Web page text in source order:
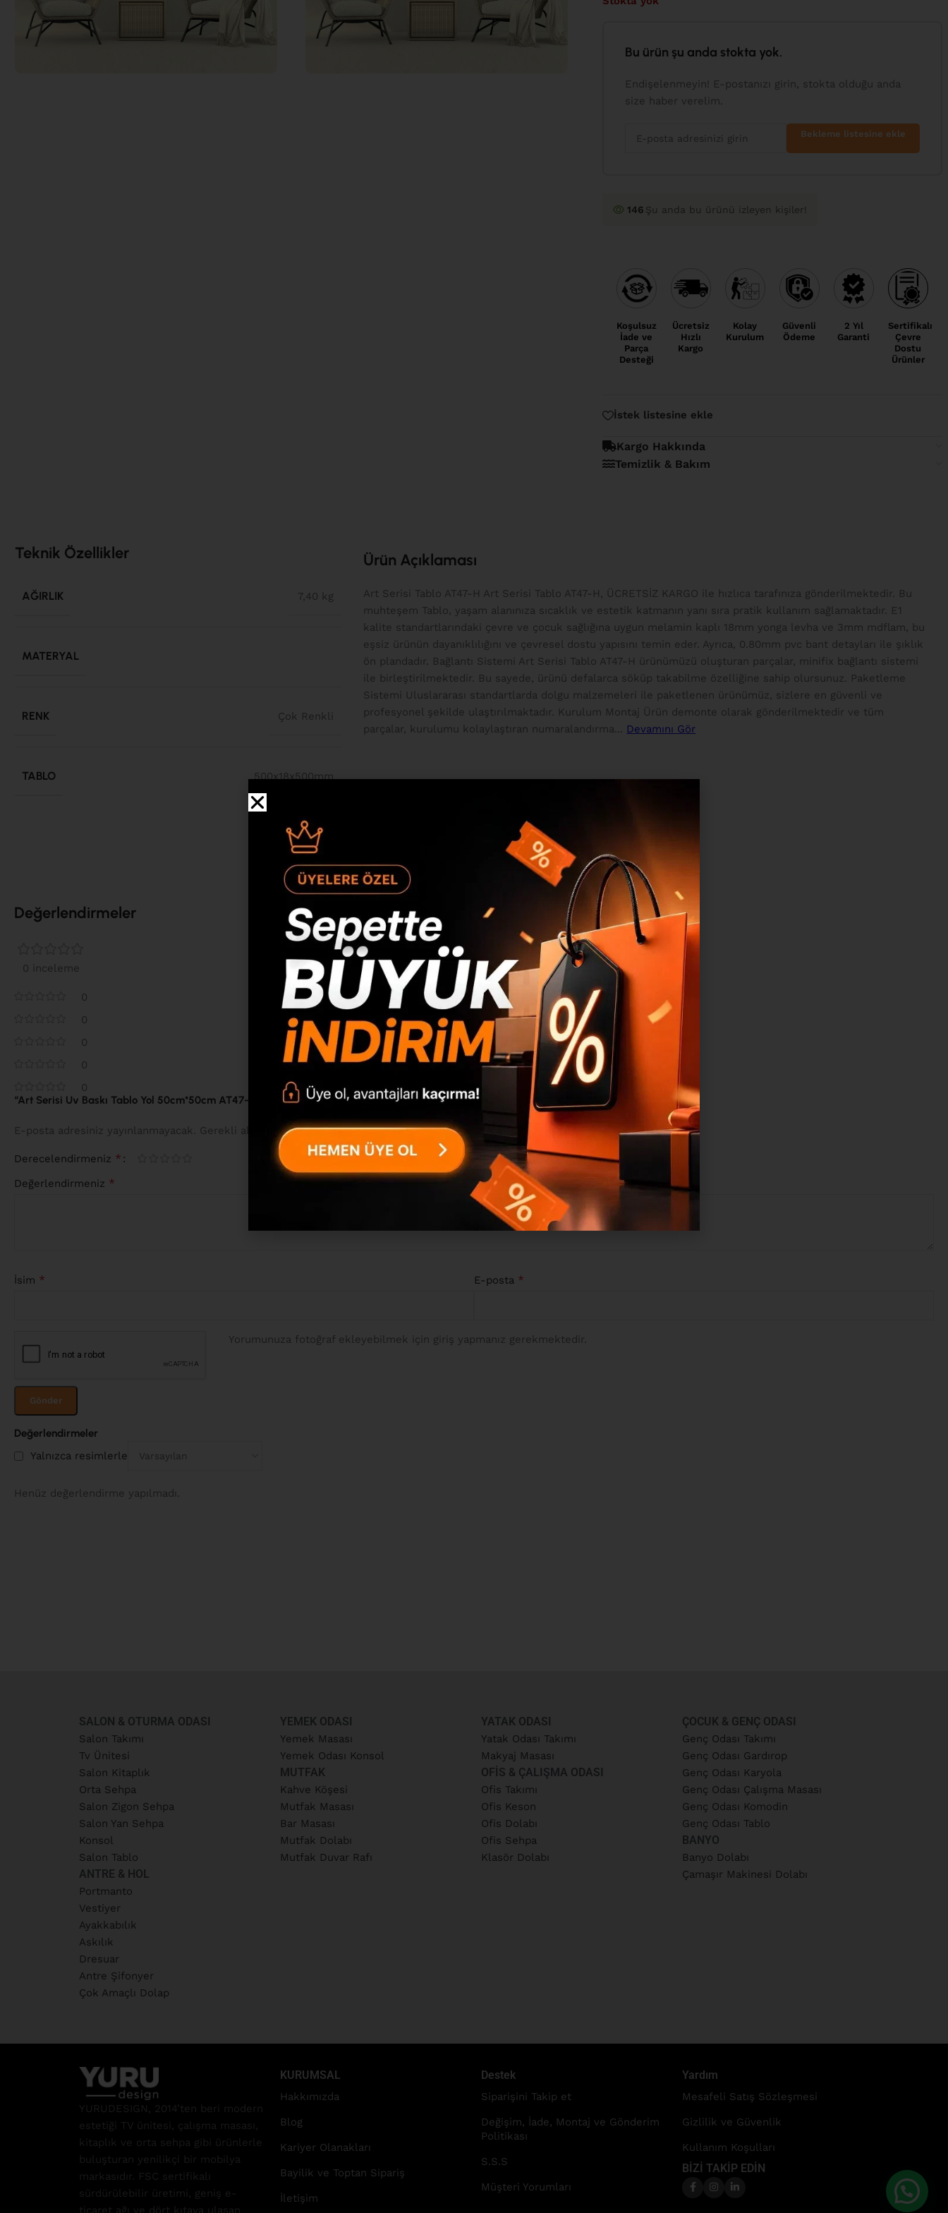
Bu ürün şu anda stokta yok.
Endişelenmeyin! E-postanızı girin, stokta olduğu anda
size haber verelim.
Bekleme listesine ekle
147 Şu anda bu ürünü izleyen kişiler!
Koşulsuz
İade ve
Parça
Desteği
Ücretsiz
Hızlı
Kargo
Kolay
Kurulum
Güvenli
Ödeme
2 Yıl
Garanti
Sertifikalı
Çevre
Dostu
Ürünler
İstek listesine ekle
Kargo Hakkında
Temizlik & Bakım
Teknik Özellikler
AĞIRLIK 7,40 kg
MATERYAL
RENK Çok Renkli
TABLO 500x18x500mm
Ürün Açıklaması
Art Serisi Tablo AT47-H Art Serisi Tablo AT47-H, ÜCRETSİZ KARGO ile hızlıca tarafınıza gönderilmektedir. Bu
muhteşem Tablo, yaşam alanınıza sıcaklık ve estetik katmanın yanı sıra pratik kullanım sağlamaktadır. E1
kalite standartlarındaki çevre ve çocuk sağlığına uygun melamin kaplı 18mm yonga levha ve 3mm mdflam, bu
eşsiz ürünün dayanıklılığını ve çevresel dostu yapısını temin eder. Ayrıca, 0.80mm pvc bant detayları ile şıklık
ön plandadır. Bağlantı Sistemi Art Serisi Tablo AT47-H ürünümüzü oluşturan parçalar, minifix bağlantı sistemi
ile birleştirilmektedir. Bu sayede, ürünü defalarca söküp takabilme özelliğine sahip olursunuz. Paketleme
Sistemi Uluslararası standartlarda dolgu malzemeleri ile paketlenen ürünümüz, sizlere en güvenli ve
profesyonel şekilde ulaştırılmaktadır. Kurulum Montaj Ürün demonte olarak gönderilmektedir ve tüm
parçalar, kurulumu kolaylaştıran numaralandırma... Devamını Gör
Değerlendirmeler
0 inceleme
0
0
0
0
0
Değerlendirmeler
Yalnızca resimlerle
Henüz değerlendirme yapılmadı.
“Art Serisi Uv Baskı Tablo Yol 50cm*50cm AT47-H” için yorum yapan ilk kişi siz olun
E-posta adresiniz yayınlanmayacak. Gerekli alanlar *ile işaretlenmişlerdir
Derecelendirmeniz *
Değerlendirmeniz *
İsim * E-posta *
Yorumunuza fotoğraf ekleyebilmek için giriş yapmanız gerekmektedir.
SALON & OTURMA ODASI
Salon Takımı
Tv Ünitesi
Salon Kitaplık
Orta Sehpa
Salon Zigon Sehpa
Salon Yan Sehpa
Konsol
Salon Tablo
ANTRE & HOL
Portmanto
Vestiyer
Ayakkabılık
Askılık
Dresuar
Antre Şifonyer
Çok Amaçlı Dolap
YEMEK ODASI
Yemek Masası
Yemek Odası Konsol
MUTFAK
Kahve Köşesi
Mutfak Masası
Bar Masası
Mutfak Dolabı
Mutfak Duvar Rafı
YATAK ODASI
Yatak Odası Takımı
Makyaj Masası
OFIS & ÇALIŞMA ODASI
Ofis Takımı
Ofis Keson
Ofis Dolabı
Ofis Sehpa
Klasör Dolabı
ÇOCUK & GENÇ ODASI
Genç Odası Takımı
Genç Odası Gardırop
Genç Odası Karyola
Genç Odası Çalışma Masası
Genç Odası Komodin
Genç Odası Tablo
BANYO
Banyo Dolabı
Çamaşır Makinesi Dolabı
YURUDESIGN, 2014’ten beri modern
estetiği TV ünitesi, çalışma masası,
kitaplık ve orta sehpa gibi ürünlerle
buluşturan yenilikçi bir mobilya
markasıdır. FSC sertifikalı
sürdürülebilir üretimi, geniş e-
KURUMSAL
Hakkımızda
Blog
Kariyer Olanakları
Bayilik ve Toptan Sipariş
İletişim
Destek
Siparişini Takip et
Değişim, İade, Montaj ve Gönderim
Politikası
S.S.S
Müşteri Yorumları
Yardım
Mesafeli Satış Sözleşmesi
Gizlilik ve Güvenlik
Kullanım Koşulları
BİZİ TAKİP EDİN